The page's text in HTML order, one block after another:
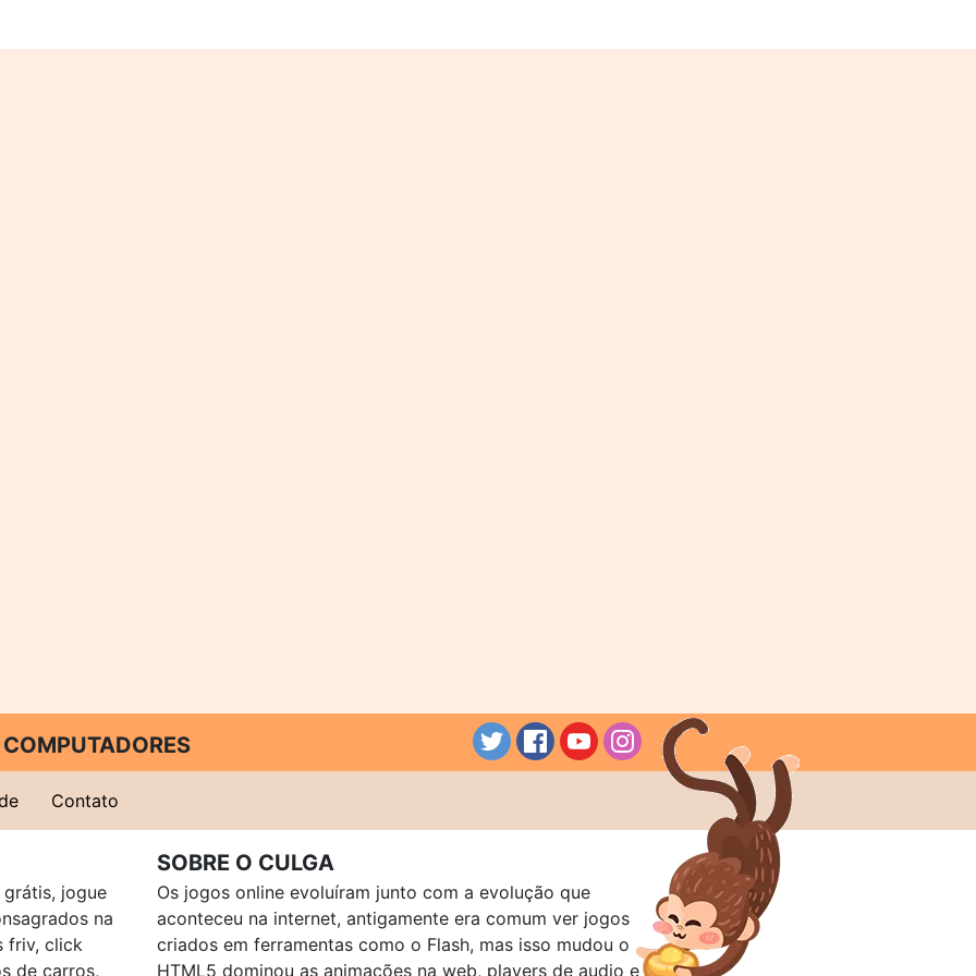
Contato
jogue
na
friv, click
de carros,
SOBRE O CULGA
Os jogos online evoluíram junto com a evolução que
aconteceu na internet, antigamente era comum ver jogos
criados em ferramentas como o Flash, mas isso mudou o
HTML5 dominou as animações na web, players de audio e